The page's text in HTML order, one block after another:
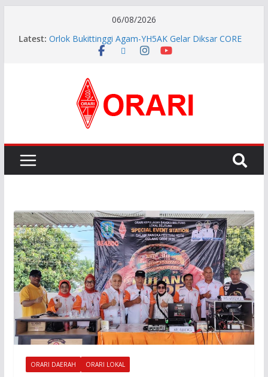
06/08/2026
Latest: Orlok Bukittinggi Agam-YH5AK Gelar Diksar CORE
dan Manajemen Bencana Tahap ke II
Aftiyedi Dalimunthe (YC5NNF) Resmi Pimpin ORARI
Lokal Bengkalis 2026–2029, Dikukuhkan Langsung
Ketua Orari Daerah Riau
Perkokoh Sinergi Amatir Radio, Ketua Orari Daerah
Pererat Silaturahmi, Pengurus Baru ORARI Riau
Audiensi dan Siap Bersinergi dengan Diskominfotik
ORARI DAERAH ORARI LOKAL